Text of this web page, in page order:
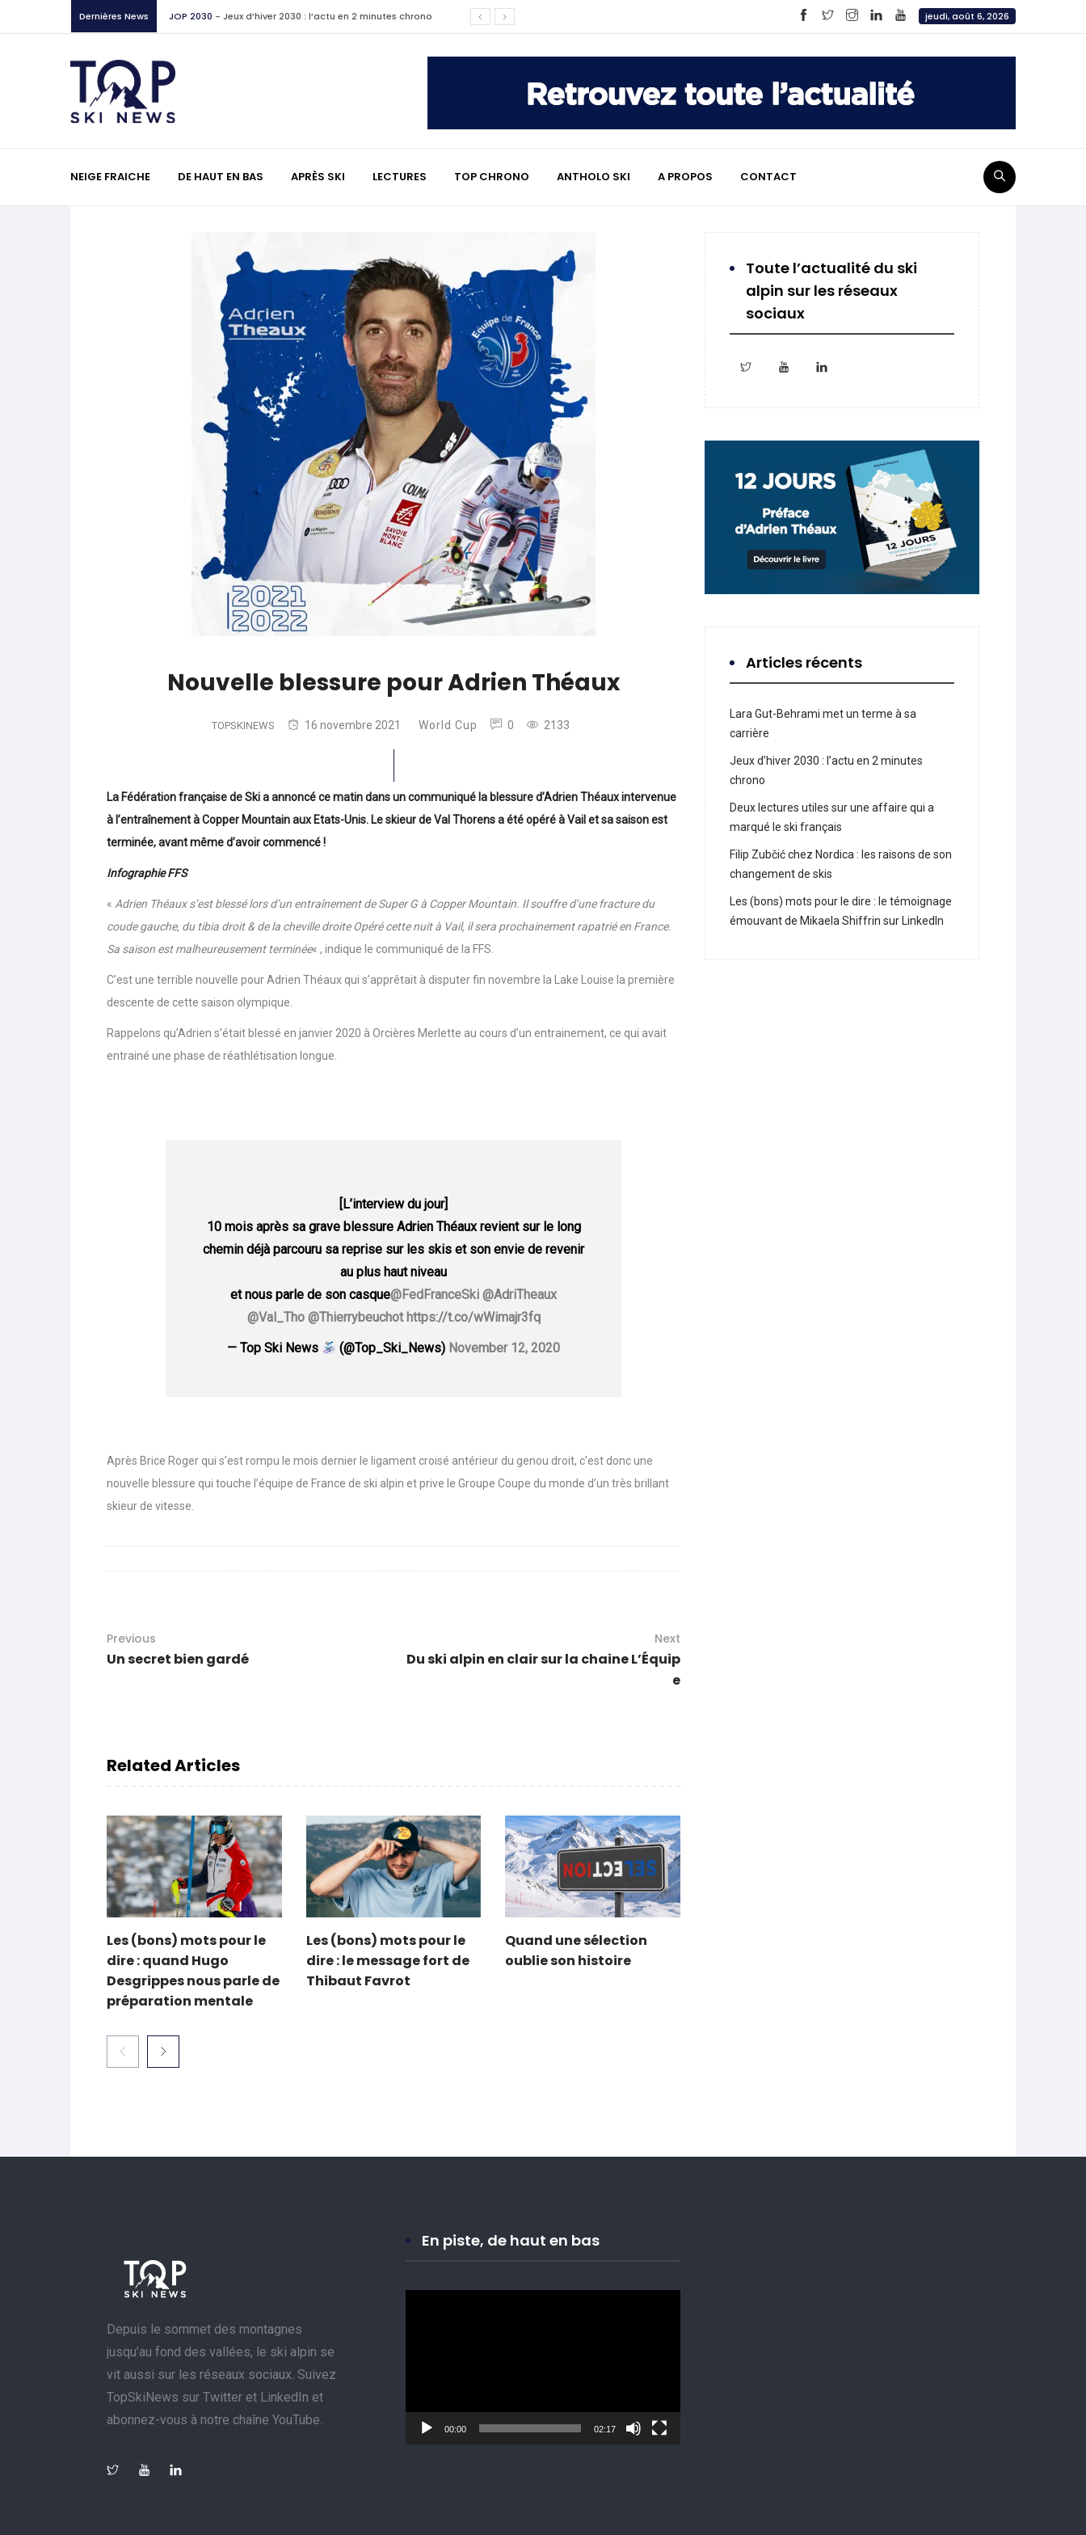
Dernières News Non classé -Deux lectures utiles sur une affaire qui a marqué le ski
Interviews
skis
Mikaela Shiffrin sur LinkedIn
Freeride : pourquoi les Jeux olympiques divisent déjà la
La Vallée d’Aoste racontée par L’Alpe
- Les (bons) mots pour le dire : quand Hugo Desgrippes nous
parle de préparation mentale
- Les (bons) mots pour le dire : le message fort de Thibaut
- Lara Gut-Behrami met un terme à sa carrière
jeudi, août 6, 2026
NEIGE FRAICHE DE HAUT EN BAS APRÈS SKI LECTURES TOP CHRONO ANTHOLO SKI A PROPOS CONTACT
Nouvelle blessure pour Adrien Théaux
TOPSKINEWS 16 novembre 2021 World Cup 0 2133
La Fédération française de Ski a annoncé ce matin dans un communiqué la blessure d’Adrien Théaux intervenue
à l’entraînement à Copper Mountain aux Etats-Unis. Le skieur de Val Thorens a été opéré à Vail et sa saison est
terminée, avant même d’avoir commencé !
Infographie FFS
« Adrien Théaux s’est blessé lors d’un entraînement de Super G à Copper Mountain. Il souffre d’une fracture du
coude gauche, du tibia droit & de la cheville droite Opéré cette nuit à Vail, il sera prochainement rapatrié en France.
Sa saison est malheureusement terminée« , indique le communiqué de la FFS.
C’est une terrible nouvelle pour Adrien Théaux qui s’apprêtait à disputer fin novembre la Lake Louise la première
descente de cette saison olympique.
Rappelons qu’Adrien s’était blessé en janvier 2020 à Orcières Merlette au cours d’un entrainement, ce qui avait
entrainé une phase de réathlétisation longue.
[L’interview du jour]
10 mois après sa grave blessure Adrien Théaux revient sur le long
chemin déjà parcouru sa reprise sur les skis et son envie de revenir
au plus haut niveau
et nous parle de son casque@FedFranceSki @AdriTheaux
@Val_Tho @Thierrybeuchot https://t.co/wWimajr3fq
— Top Ski News
(@Top_Ski_News) November 12, 2020
Après Brice Roger qui s’est rompu le mois dernier le ligament croisé antérieur du genou droit, c’est donc une
nouvelle blessure qui touche l’équipe de France de ski alpin et prive le Groupe Coupe du monde d’un très brillant
skieur de vitesse.
Previous
Un secret bien gardé
Next
Du ski alpin en clair sur la chaine L’Équip
e
Related Articles
Les (bons) mots pour le
dire : quand Hugo
Desgrippes nous parle de
préparation mentale
Les (bons) mots pour le
dire : le message fort de
Thibaut Favrot
Quand une sélection
oublie son histoire
Toute l’actualité du ski
alpin sur les réseaux
sociaux
Articles récents
Lara Gut-Behrami met un terme à sa
carrière
Jeux d’hiver 2030 : l’actu en 2 minutes
chrono
Deux lectures utiles sur une affaire qui a
marqué le ski français
Filip Zubčić chez Nordica : les raisons de son
changement de skis
Les (bons) mots pour le dire : le témoignage
émouvant de Mikaela Shiffrin sur LinkedIn
Depuis le sommet des montagnes
jusqu’au fond des vallées, le ski alpin se
vit aussi sur les réseaux sociaux. Suivez
TopSkiNews sur Twitter et LinkedIn et
abonnez-vous à notre chaîne YouTube.
En piste, de haut en bas
00:00 02:17